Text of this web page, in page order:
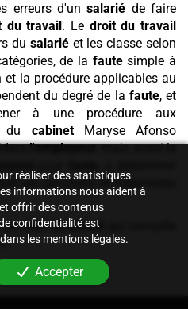
erreurs d'unsalarié de faire
du travail . Le droit du travail
du salariéet les classe selon
de la fautesimple à
et la procédure applicables au
du degré de la faute, et
à une procédure aux
du cabinet
Maryse Afonso
l'employeur, mais aussi le
les sanctions et indemnités
droit du travail
réaliser des statistiques
informations nous aident à
offrir des contenus
confidentialité est
les mentions légales.
Accepter